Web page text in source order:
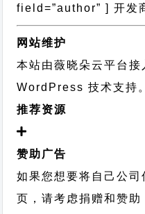
field=”author” ] 开发
网站维护
本站由薇晓朵云平台
WordPress 技术支持 。
推荐资源
赞助广告
如果您想要将自己公
页，请考虑捐赠和赞